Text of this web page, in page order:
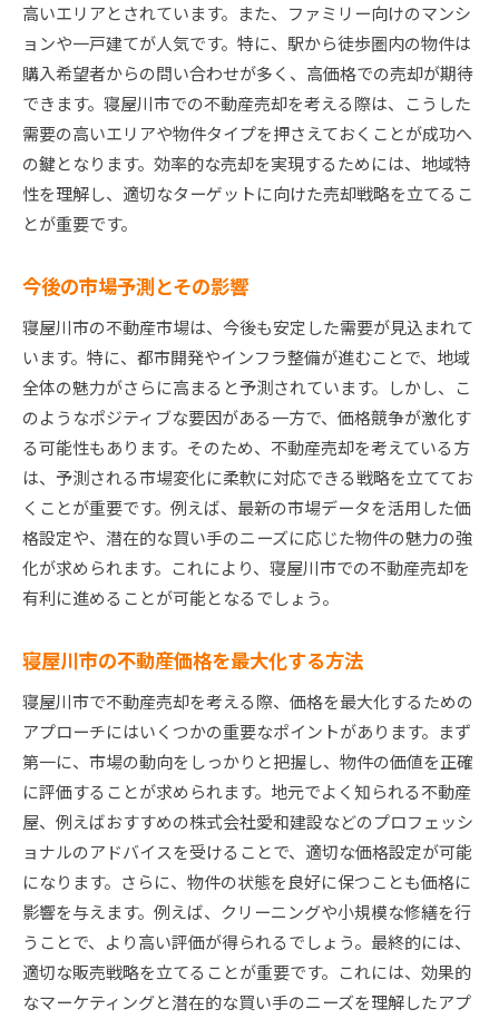
高いエリアとされています。また、ファミリー向けのマンシ
ョンや一戸建てが人気です。特に、駅から徒歩圏内の物件は
購入希望者からの問い合わせが多く、高価格での売却が期待
できます。寝屋川市での不動産売却を考える際は、こうした
需要の高いエリアや物件タイプを押さえておくことが成功へ
の鍵となります。効率的な売却を実現するためには、地域特
性を理解し、適切なターゲットに向けた売却戦略を立てるこ
とが重要です。
今後の市場予測とその影響
寝屋川市の不動産市場は、今後も安定した需要が見込まれて
います。特に、都市開発やインフラ整備が進むことで、地域
全体の魅力がさらに高まると予測されています。しかし、こ
のようなポジティブな要因がある一方で、価格競争が激化す
る可能性もあります。そのため、不動産売却を考えている方
は、予測される市場変化に柔軟に対応できる戦略を立ててお
くことが重要です。例えば、最新の市場データを活用した価
格設定や、潜在的な買い手のニーズに応じた物件の魅力の強
化が求められます。これにより、寝屋川市での不動産売却を
有利に進めることが可能となるでしょう。
寝屋川市の不動産価格を最大化する方法
寝屋川市で不動産売却を考える際、価格を最大化するための
アプローチにはいくつかの重要なポイントがあります。まず
第一に、市場の動向をしっかりと把握し、物件の価値を正確
に評価することが求められます。地元でよく知られる不動産
屋、例えばおすすめの株式会社愛和建設などのプロフェッシ
ョナルのアドバイスを受けることで、適切な価格設定が可能
になります。さらに、物件の状態を良好に保つことも価格に
影響を与えます。例えば、クリーニングや小規模な修繕を行
うことで、より高い評価が得られるでしょう。最終的には、
適切な販売戦略を立てることが重要です。これには、効果的
なマーケティングと潜在的な買い手のニーズを理解したアプ